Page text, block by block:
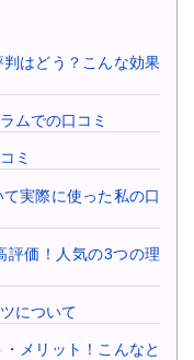
はどう？こんな効果
ムでの口コミ
ミ
実際に使った私の口
評価！人気の3つの理
について
メリット！こんなと